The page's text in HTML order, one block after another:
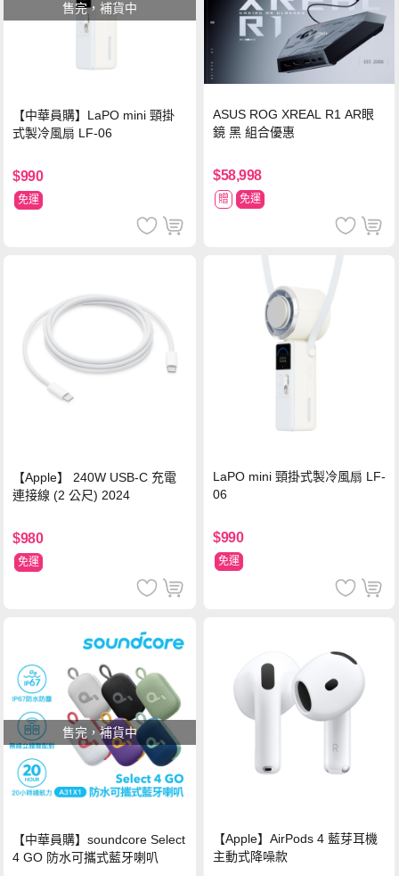
售完，補貨中
【中華員購】LaPO mini 頸掛
式製冷風扇 LF-06
$990
免運
ASUS ROG XREAL R1 AR眼
鏡 黑 組合優惠
$58,998
贈 免運
【Apple】 240W USB-C 充電
連接線 (2 公尺) 2024
$980
免運
LaPO mini 頸掛式製冷風扇 LF-
06
$990
免運
售完，補貨中
【中華員購】soundcore Select
4 GO 防水可攜式藍牙喇叭
【Apple】AirPods 4 藍芽耳機
主動式降噪款